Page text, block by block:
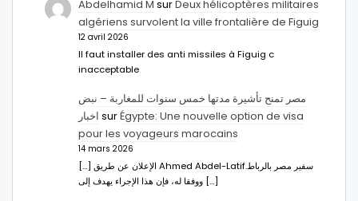
Abdelhamid M surDeux hélicoptères militaires
algériens survolent la ville frontalière de Figuig
12 avril 2026
Il faut installer des anti missiles à Figuig c
inacceptable
مصر تمنح تأشيرة مدتها خمس سنوات للمغاربة – نبض
اخبار surÉgypte: Une nouvelle option de visa
pour les voyageurs marocains
14 mars 2026
[…] الإعلان عن طريق Ahmed Abdel-Latifسفير مصر بالرباط.
ووفقا له، فإن هذا الإجراء يهدف إلى […]